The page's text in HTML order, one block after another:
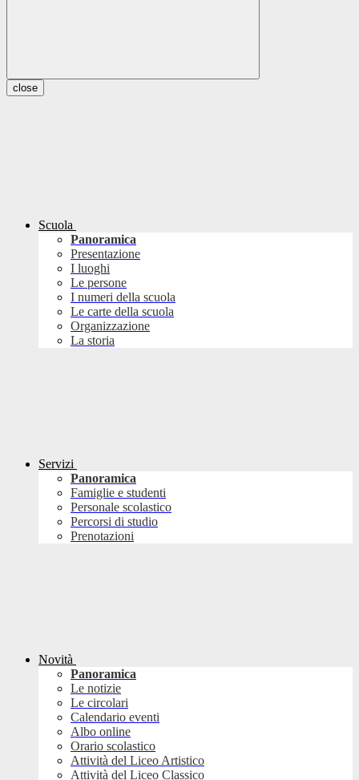
close
Scuola
Panoramica
Presentazione
I luoghi
Le persone
I numeri della scuola
Le carte della scuola
Organizzazione
La storia
Servizi
Panoramica
Famiglie e studenti
Personale scolastico
Percorsi di studio
Prenotazioni
Novità
Panoramica
Le notizie
Le circolari
Calendario eventi
Albo online
Orario scolastico
Attività del Liceo Artistico
Attività del Liceo Classico